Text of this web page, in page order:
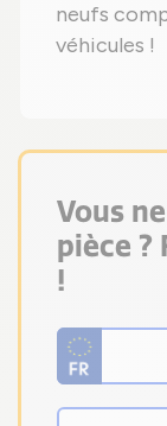
neufs
véhicules !
Vous
pièce ?
!